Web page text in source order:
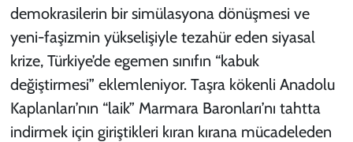
demokrasilerin bir simülasyona dönüşmesi ve
yeni-faşizmin yükselişiyle tezahür eden siyasal
krize, Türkiye’de egemen sınıfın “kabuk
değiştirmesi” eklemleniyor. Taşra kökenli Anadolu
Kaplanları’nın “laik” Marmara Baronları’nı tahtta
indirmek için giriştikleri kıran kırana mücadeleden